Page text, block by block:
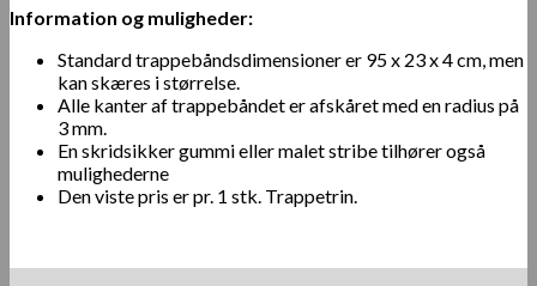
Information og muligheder:
Standard trappebåndsdimensioner er 95 x 23 x 4 cm, men
kan skæres i størrelse.
Alle kanter af trappebåndet er afskåret med en radius på
3 mm.
En skridsikker gummi eller malet stribe tilhører også
mulighederne
Den viste pris er pr. 1 stk. Trappetrin.